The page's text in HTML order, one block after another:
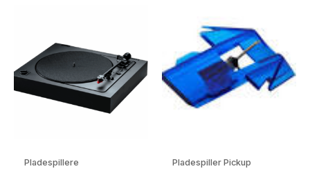
Pladespillere Pladespiller Pickup